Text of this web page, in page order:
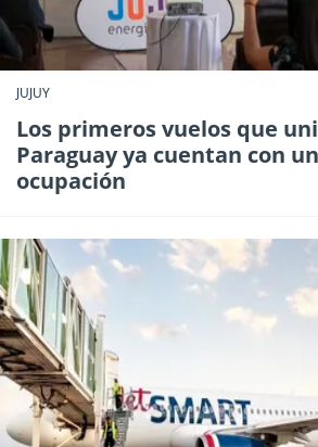
JUJUY
Los primeros vuelos que
Paraguay ya cuentan con
ocupación